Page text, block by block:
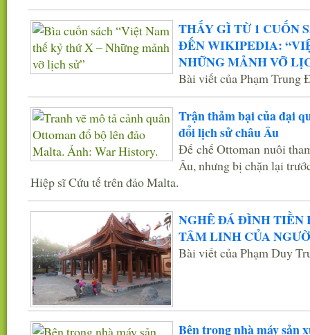
THẤY GÌ TỪ 1 CUỐN
ĐẾN WIKIPEDIA:
NHỮNG MẢNH VỠ
Bài viết của Phạm Trung
Trận thảm bại của đại
đổi lịch sử châu Âu
Đế chế Ottoman nuôi
Âu, nhưng bị chặn lại
Hiệp sĩ Cứu tế trên đảo Malta.
NGHÊ ĐÁ ĐÌNH TIỀN
TÂM LINH CỦA
Bài viết của Phạm Duy
Bên trong nhà máy sản